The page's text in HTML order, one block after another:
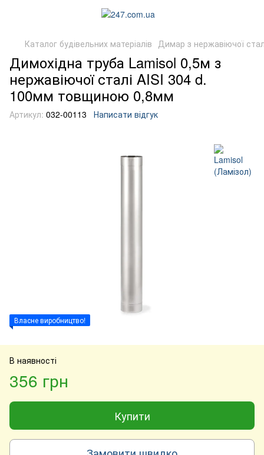
Каталог будівельних матеріалів Димар з нержавіючої
Димохідна труба Lamisol 0,5м з
нержавіючої сталі AISI 304 d.
100мм товщиною 0,8мм
Артикул: 032-00113 Написати відгук
Власне виробництво!
В наявності
356 грн
Купити